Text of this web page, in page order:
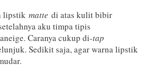
lipstik matte di atas kulit bibir
aku timpa tipis
Caranya cukup di-tap
Sedikit saja, agar warna lipstik